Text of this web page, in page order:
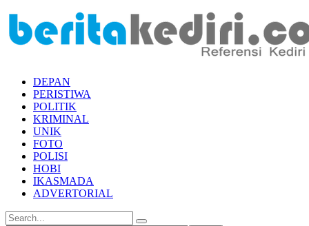
DEPAN
PERISTIWA
POLITIK
KRIMINAL
UNIK
FOTO
POLISI
HOBI
IKASMADA
ADVERTORIAL